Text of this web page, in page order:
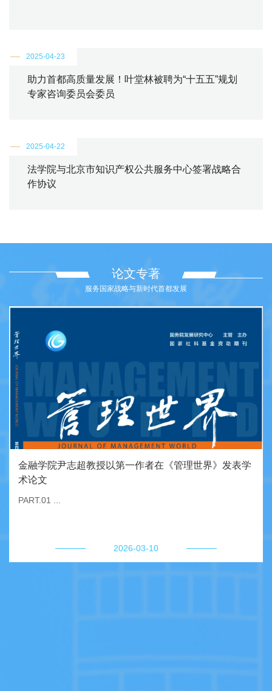
2025-04-23
助力首都高质量发展！叶堂林被聘为“十五五”规划
专家咨询委员会委员
2025-04-22
法学院与北京市知识产权公共服务中心签署战略合
作协议
论文专著
服务国家战略与新时代首都发展
金融学院尹志超教授以第一作者在《管理世界》发表学
术论文
PART.01 ...
2026-03-10